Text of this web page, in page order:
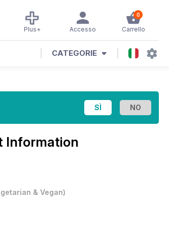
0
Carrello
Accesso
Plus+
CATEGORIE
Information
& Vegan)